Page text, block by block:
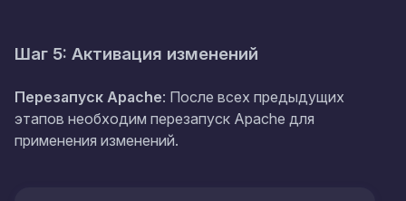
Шаг 5: Активация изменений
Перезапуск Apache: После всех предыдущих
этапов необходим перезапуск Apache для
применения изменений.